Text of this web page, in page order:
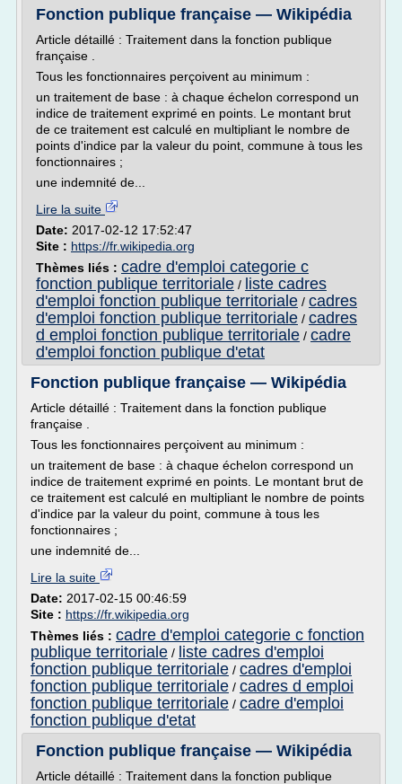
Fonction publique française — Wikipédia
Article détaillé : Traitement dans la fonction publique
française .
Tous les fonctionnaires perçoivent au minimum :
un traitement de base : à chaque échelon correspond un
indice de traitement exprimé en points. Le montant brut
de ce traitement est calculé en multipliant le nombre de
points d'indice par la valeur du point, commune à tous les
fonctionnaires ;
une indemnité de...
Lire la suite
Date: 2017-02-12 17:52:47
Site : https://fr.wikipedia.org
Thèmes liés : cadre d'emploi categorie c
fonction publique territoriale / liste cadres
d'emploi fonction publique territoriale / cadres
d'emploi fonction publique territoriale / cadres
d emploi fonction publique territoriale / cadre
d'emploi fonction publique d'etat
Fonction publique française — Wikipédia
Article détaillé : Traitement dans la fonction publique
française .
Tous les fonctionnaires perçoivent au minimum :
un traitement de base : à chaque échelon correspond un
indice de traitement exprimé en points. Le montant brut de
ce traitement est calculé en multipliant le nombre de points
d'indice par la valeur du point, commune à tous les
fonctionnaires ;
une indemnité de...
Lire la suite
Date: 2017-02-15 00:46:59
Site : https://fr.wikipedia.org
Thèmes liés : cadre d'emploi categorie c fonction
publique territoriale / liste cadres d'emploi
fonction publique territoriale / cadres d'emploi
fonction publique territoriale / cadres d emploi
fonction publique territoriale / cadre d'emploi
fonction publique d'etat
Fonction publique française — Wikipédia
Article détaillé : Traitement dans la fonction publique